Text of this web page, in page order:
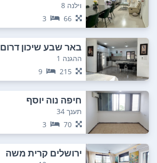
וילנה 8
66
3
באר שבע שיכון דרום
ההגנה 1
215
9
חיפה נוה יוסף
תענך 34
70
3
ירושלים קרית משה